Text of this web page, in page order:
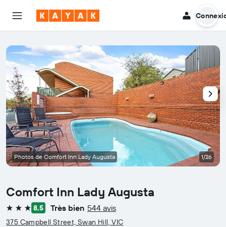
Comfort Inn Lady Augusta
3 étoiles8,5 Très bien 544 avis
375 Campbell Street, Swan Hill, VIC
Photos de Comfort Inn Lady Augusta 1/26